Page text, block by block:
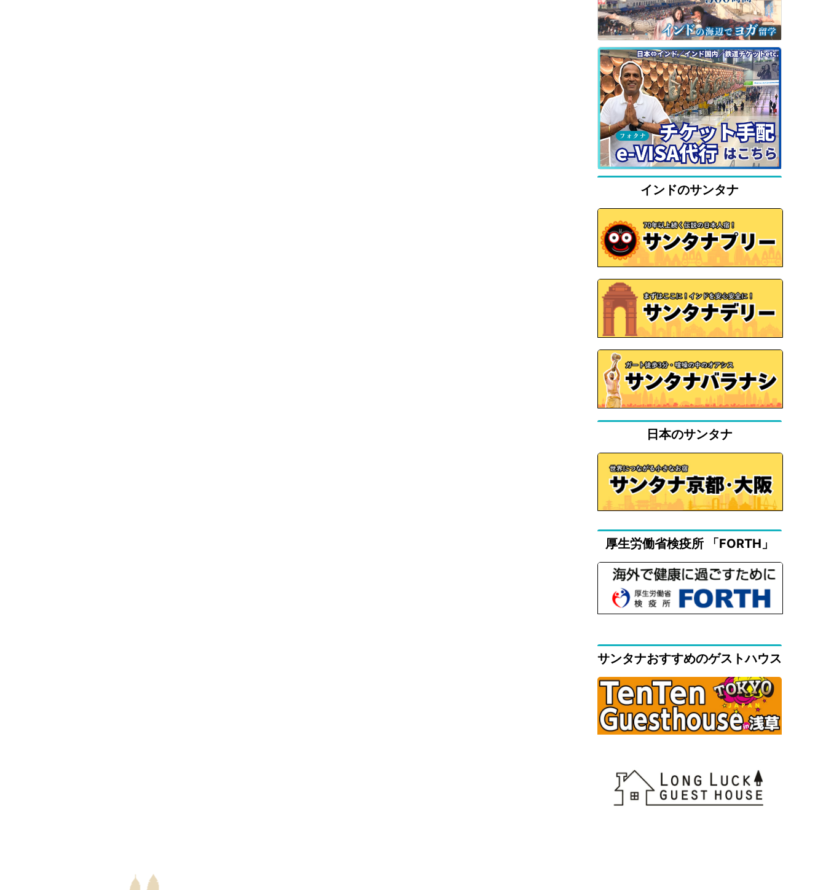
インドのサンタナ
日本のサンタナ
厚生労働省検疫所 「FORTH」
サンタナおすすめのゲストハウス